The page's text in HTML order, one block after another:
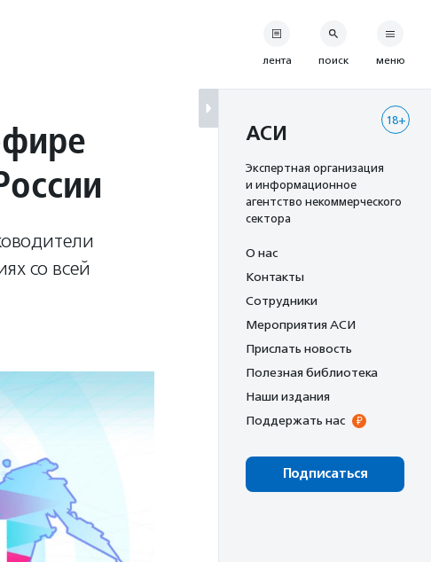
со всей
лента поиск меню
18+
АСИ
Экспертная организация
и информационное
агентство некоммерческого
сектора
О нас
Контакты
Сотрудники
Мероприятия АСИ
Прислать новость
Полезная библиотека
Наши издания
Поддержать нас
Подписаться